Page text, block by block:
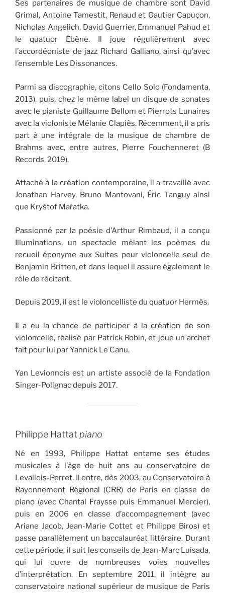
Ses partenaires de musique de chambre sont David
Grimal, Antoine Tamestit, Renaud et Gautier Capuçon,
Nicholas Angelich, David Guerrier, Emmanuel Pahud et
le quatuor Ébène. Il joue régulièrement avec
l’accordéoniste de jazz Richard Galliano, ainsi qu’avec
l’ensemble Les Dissonances.
Parmi sa discographie, citons Cello Solo (Fondamenta,
2013), puis, chez le même label un disque de sonates
avec le pianiste Guillaume Bellom et Pierrots Lunaires
avec la violoniste Mélanie Clapiès. Récemment, il a pris
part à une intégrale de la musique de chambre de
Brahms avec, entre autres, Pierre Fouchenneret (B
Records, 2019).
Attaché à la création contemporaine, il a travaillé avec
Jonathan Harvey, Bruno Mantovani, Éric Tanguy ainsi
que Kryštof Mařatka.
Passionné par la poésie d’Arthur Rimbaud, il a conçu
Illuminations, un spectacle mêlant les poèmes du
recueil éponyme aux Suites pour violoncelle seul de
Benjamin Britten, et dans lequel il assure également le
rôle de récitant.
Depuis 2019, il est le violoncelliste du quatuor Hermès.
Il a eu la chance de participer à la création de son
violoncelle, réalisé par Patrick Robin, et joue un archet
fait pour lui par Yannick Le Canu.
Yan Levionnois est un artiste associé de la Fondation
Singer-Polignac depuis 2017.
Philippe Hattat piano
Né en 1993, Philippe Hattat entame ses études
musicales à l’âge de huit ans au conservatoire de
Levallois-Perret. Il entre, dès 2003, au Conservatoire à
Rayonnement Régional (CRR) de Paris en classe de
piano (avec Chantal Fraysse puis Emmanuel Mercier),
puis en 2006 en classe d’accompagnement (avec
Ariane Jacob, Jean-Marie Cottet et Philippe Biros) et
passe parallèlement un baccalauréat littéraire. Durant
cette période, il suit les conseils de Jean-Marc Luisada,
qui lui ouvre de nombreuses voies nouvelles
d’interprétation. En septembre 2011, il intègre au
conservatoire national supérieur de musique de Paris